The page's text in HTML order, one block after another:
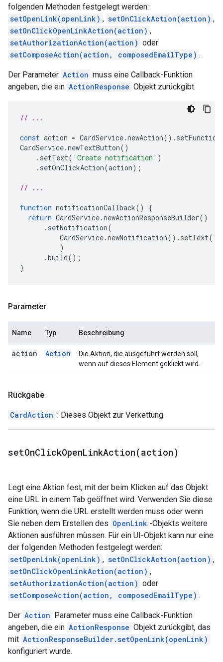
folgenden Methoden festgelegt werden:
setOpenLink(openLink) , setOnClickAction(action) ,
setOnClickOpenLinkAction(action) ,
setAuthorizationAction(action) oder
setComposeAction(action, composedEmailType) .
Der Parameter Action muss eine Callback-Funktion
angeben, die ein ActionResponse Objekt zurückgibt.
// ...
const action = CardService.newAction().
CardService.newTextButton()
. setText( 'Create notification' )
. setOnClickAction(action);
// ...
function notificationCallback()
{
return CardService.newActionResponseBuilder()
. setNotification(
CardService.newNotification(). setText(
)
.build();
}
Parameter
Name Typ Beschreibung
action Action
Die Aktion, die ausgeführt werden soll,
wenn auf dieses Element geklickt wird.
Rückgabe
CardAction : Dieses Objekt zur Verkettung.
setOnClickOpenLinkAction(action)
Legt eine Aktion fest, mit der beim Klicken auf das Objekt
eine URL in einem Tab geöffnet wird. Verwenden Sie diese
Funktion, wenn die URL erstellt werden muss oder wenn
Sie neben dem Erstellen des OpenLink -Objekts weitere
Aktionen ausführen müssen. Für ein UI-Objekt kann nur eine
der folgenden Methoden festgelegt werden:
setOpenLink(openLink) , setOnClickAction(action) ,
setOnClickOpenLinkAction(action) ,
setAuthorizationAction(action) oder
setComposeAction(action, composedEmailType) .
Der Action Parameter muss eine Callback-Funktion
angeben, die ein ActionResponse Objekt zurückgibt, das
mit ActionResponseBuilder.setOpenLink(openLink)
konfiguriert wurde.